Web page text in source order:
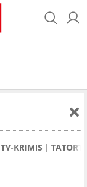
TV-KRIMIS TATORT